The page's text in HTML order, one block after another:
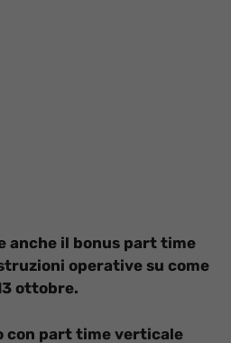
anche il bonus part time
operative su come
ottobre.
con part time verticale